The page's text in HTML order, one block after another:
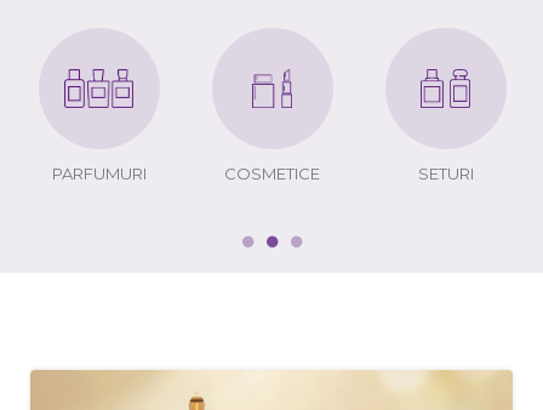
PARFUMURI COSMETICE SETURI